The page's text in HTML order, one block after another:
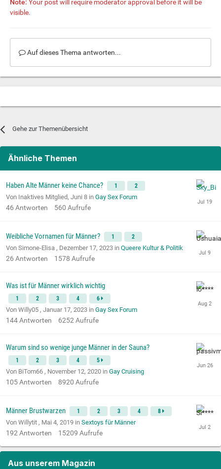
Note: Your post will require moderator approval before it will be
visible.
Auf dieses Thema antworten...
Gehe zur Themenübersicht
Ähnliche Themen
Haben Alte Männer keine Chance? 1 2
Von Inaktives Mitglied, Juni 8 in Gay Sex Forum
46 Antworten 560 Aufrufe
Weibliche Vornamen für Männer? 1 2
Von Simone-Elisa , Dezember 17, 2023 in Queere Kultur & Politik
26 Antworten 1578 Aufrufe
Was ist für Männer wirklich wichtig
1 2 3 4 6
Von Willy05 , Januar 17, 2023 in Gay Sex Forum
144Antworten 6252Aufrufe
Warum sind so wenige junge Männer in der Sauna?
1 2 3 4 5
Von BiTom66 , November 12, 2020 in Gay Cruising
105Antworten 8920 Aufrufe
Männer Brustwarzen 1 2 3 4 8
Von Willytit , Mai 4, 2019 in Sextoys für Männer
192Antworten 15209 Aufrufe
Aus unserem Magazin